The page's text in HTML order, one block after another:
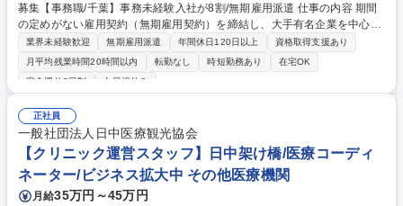
募集【事務職/千葉】事務未経験入社が8割/無期雇用派遣 仕事の内容 期間
の定めがない雇用契約（無期雇用契約）を締結し、大手有名企業を中心と
した取引先で働く「事務職」です。コールセンター業務はございません◎
入社前にオンライン研修があるため未経験でもご安心ください！ 【魅力】
■就業先：総合商社や大手メーカー、金融機関など、大手有名企業がメイ
てくださるため、安心して長期的に就業できる環境です。（実際に1社で
の平均勤続年数は2年以上。直接雇用になる方も年々増えています！） ■
働きやすさ：残業は少なめ。帰りにお買い物をしたり、舞台を見に行った
りなど、プライベートも充実させている方が多いです！ 募集職種 医療･ク
リニック経験者募集【事務職/千葉】事務未経験入社が8割/無期雇用派遣
業界未経験歓迎 無期雇用派遣 年間休日120日以上
資格取得支援あり
月平均残業時間20時間以内
転勤なし 時短勤務あり
在宅OK
完全週休2日制
土日祝休み
正社員
一般社団法人日中医療観光協会
【クリニック運営スタッフ】日中架け橋/医療コーディ
ネーター/ビジネス拡大中 その他医療機関
月給35万円～45万円